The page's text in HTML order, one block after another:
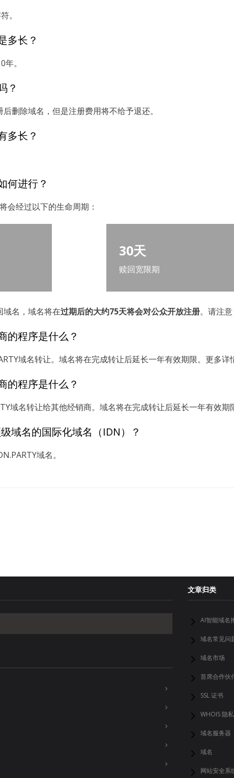
。
多长？
。
？
后删除域名，但是注册费用将不给予退还。
多长？
何进行？
会经过以下的生命周期：
30天
赎回宽限期
域名，域名将在过期后的大约75天将会对公众开放注册。请注
的程序是什么？
域名转让。域名将在完成转让后延长一年有效期限。更多详
的程序是什么？
域名转让给其他经销商。域名将在完成转让后延长一年有效期
域名的国际化域名（IDN）？
域名。
文章归类
AI智能域名
域名常见问
域名市场
首席合作伙
SSL 证书
WHOIS 隐
域名服务器
域名
网站安全系